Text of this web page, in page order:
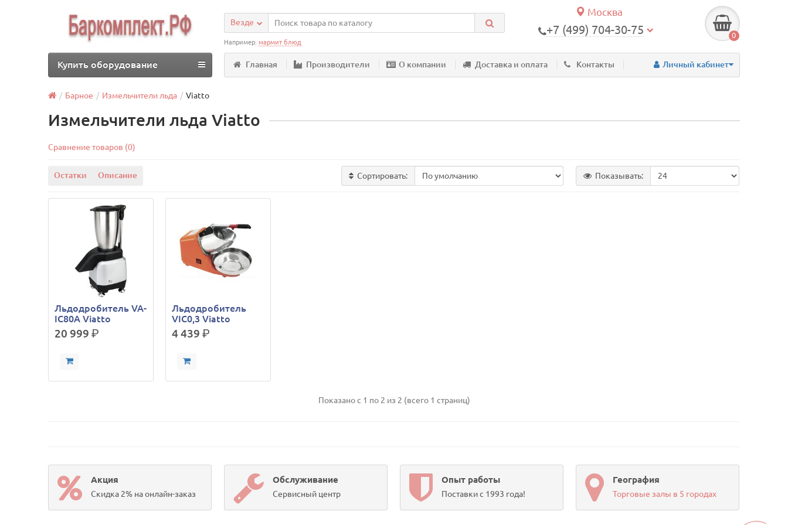
Москва
+7 (499) 704-30-75 0
Везде
Например:мармит блюд
Главная Производители О компании Доставка и оплата Контакты Личный кабинет
Купить оборудование
Барное Измельчители льда Viatto
Измельчители льда Viatto
Сравнение товаров (0)
Остатки Описание Сортировать: Показывать:
Льдодробитель VA-
IC80A Viatto
20 999р.
Льдодробитель
VIC0,3 Viatto
4 439р.
Показано с 1 по 2 из 2 (всего 1 страниц)
Акция
Скидка 2% на онлайн-заказ
Обслуживание
Сервисный центр
Опыт работы
Поставки с 1993 года!
География
Торговые залы в 5 городах